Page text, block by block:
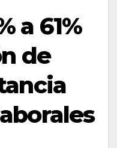
a 61%
de